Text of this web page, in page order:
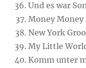
Und es war
Money
New York
My Little
Komm unter